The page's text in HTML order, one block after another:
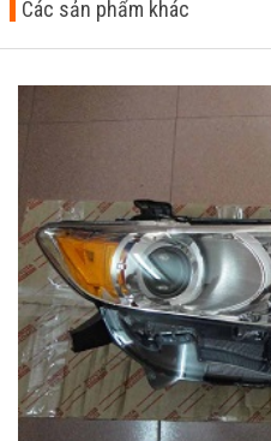
Các sản phẩm khác